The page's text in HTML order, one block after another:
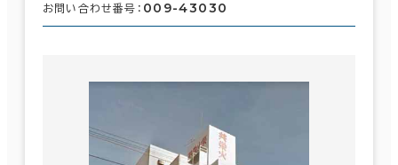
お問い合わせ番号： 009-43030